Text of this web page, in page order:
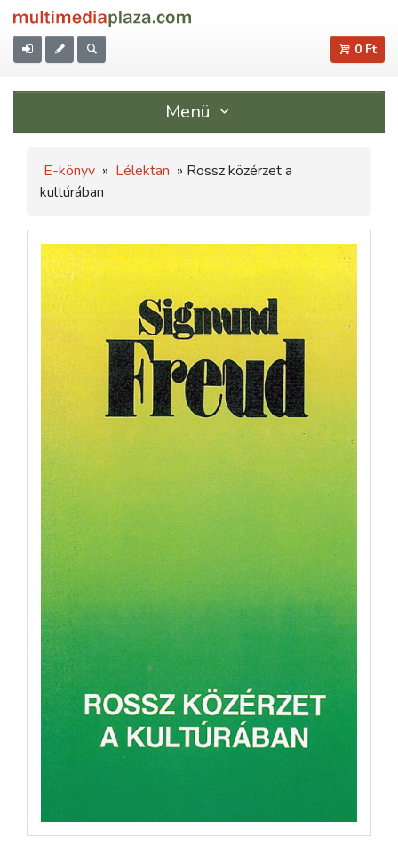
0 Ft
Menü
E-könyv » Lélektan » Rossz közérzet a
kultúrában